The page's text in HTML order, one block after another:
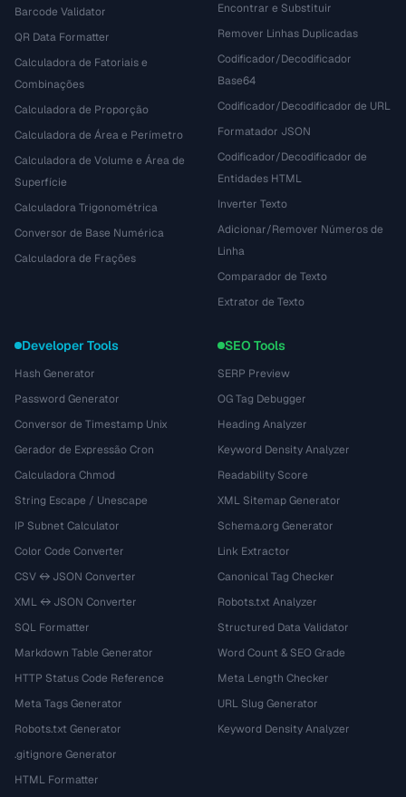
Barcode Validator
QR Data Formatter
Calculadora de Fatoriais e
Combinações
Calculadora de Proporção
Calculadora de Área e Perímetro
Calculadora de Volume e Área de
Superfície
Calculadora Trigonométrica
Conversor de Base Numérica
Calculadora de Frações
Encontrar e Substituir
Remover Linhas Duplicadas
Codificador/Decodificador
Base64
Codificador/Decodificador de URL
Formatador JSON
Codificador/Decodificador de
Entidades HTML
Inverter Texto
Adicionar/Remover Números de
Linha
Comparador de Texto
Extrator de Texto
Developer Tools
Hash Generator
Password Generator
Conversor de Timestamp Unix
Gerador de Expressão Cron
Calculadora Chmod
String Escape / Unescape
IP Subnet Calculator
Color Code Converter
CSV ↔ JSON Converter
XML ↔ JSON Converter
SQL Formatter
Markdown Table Generator
HTTP Status Code Reference
Meta Tags Generator
Robots.txt Generator
.gitignore Generator
HTML Formatter
SEO Tools
SERP Preview
OG Tag Debugger
Heading Analyzer
Keyword Density Analyzer
Readability Score
XML Sitemap Generator
Schema.org Generator
Link Extractor
Canonical Tag Checker
Robots.txt Analyzer
Structured Data Validator
Word Count & SEO Grade
Meta Length Checker
URL Slug Generator
Keyword Density Analyzer